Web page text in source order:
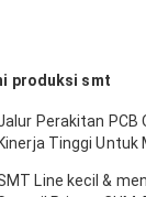
produksi smt
Perakitan PCB
Kinerja Tinggi
Line kecil &